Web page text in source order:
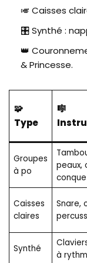
🎺 Caisses
🎛️ Synthé :
👑
& Princesse.
🧩
Type
🎼
Groupes
à po
peaux,
conque
Caisses
claires
Snare,
Synthé
à